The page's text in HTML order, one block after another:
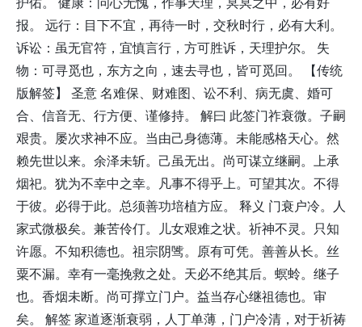
报。 远行：目下不宜，再待一时，交秋时行，必有大利。
诉讼：虽无官符，宜慎言行，方可胜诉，天理护尔。 失
物：可寻觅也，东方之向，速去寻也，皆可觅回。 【传统
版解签】 圣意 名难保、财难图、讼不利、病无虞、婚可
合、信音无、行方便、谨修持。 解曰 此签门祚衰微。子嗣
艰贵。屡次求神不应。当由己身德薄。未能感格天心。然
赖先世以来。余泽未斩。己虽无出。尚可谋立继嗣。上承
烟祀。犹为不幸中之幸。凡事不得乎上。可望其次。不得
于彼。必得于此。总须善功培植方应。 释义 门衰户冷。人
家式微极矣。兼苦伶仃。儿女艰难之状。祈神不灵。只知
许愿。不知积德也。祖宗阴骘。原有可凭。善善从长。丝
粟不漏。幸有一毫挽救之处。天必不绝其后。螟蛉。继子
也。香烟未断。尚可撑立门户。益当存心继祖德也。审
矣。 解签 家道逐渐衰弱，人丁单薄，门户冷清，对于祈祷